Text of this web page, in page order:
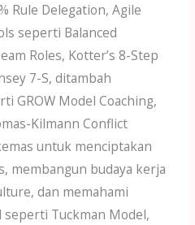
Rule Delegation, Agile
seperti Balanced
Roles, Kotter’s 8-Step
7-S, ditambah
GROW Model Coaching,
Kilmann Conflict
untuk menciptakan
membangun budaya kerja
dan memahami
Tuckman Model,